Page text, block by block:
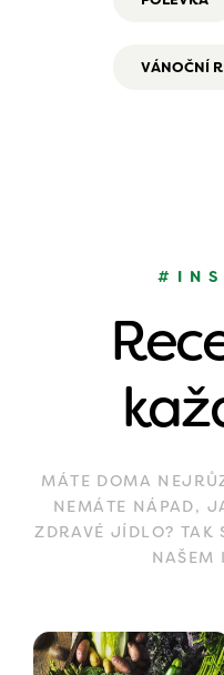
VÁNOČNÍ
MÁTE DOMA
NEMÁTE NÁPAD,
ZDRAVÉ JÍDLO? TAK
NAŠEM